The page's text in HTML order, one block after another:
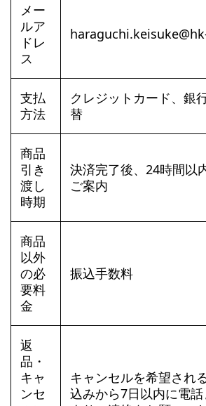
メー
ルア
ドレ
ス
支払
方法
クレジットカード、銀
替
商品
引き
渡し
時期
決済完了後、24時間以
ご案内
商品
以外
の必
要料
金
振込手数料
返
品・
キャ
ンセ
キャンセルを希望され
込みから7日以内に電